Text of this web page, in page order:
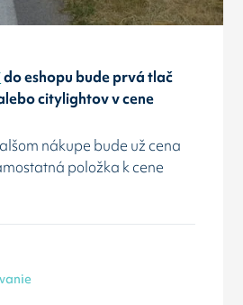
do eshopu bude prvá tlač
citylightov v cene
nákupe bude už cena
položka k cene